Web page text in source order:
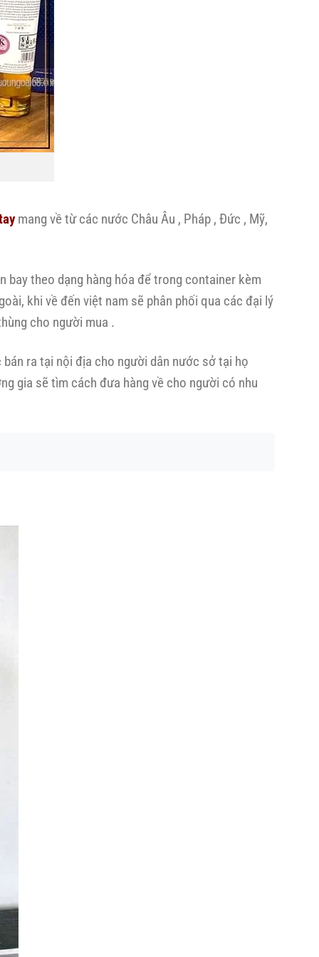
mang về từ các nước Châu Âu , Pháp , Đức , Mỹ,
theo dạng hàng hóa để trong container kèm
khi về đến việt nam sẽ phân phối qua các đại lý
cho người mua .
ra tại nội địa cho người dân nước sở tại họ
gia sẽ tìm cách đưa hàng về cho người có nhu